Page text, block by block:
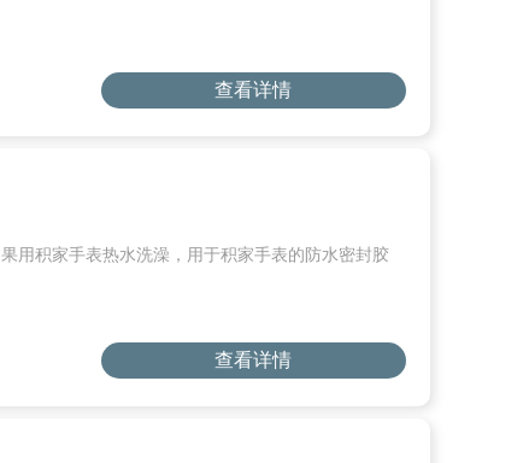
查看详情
用积家手表热水洗澡，用于积家手表的防水密封胶
查看详情